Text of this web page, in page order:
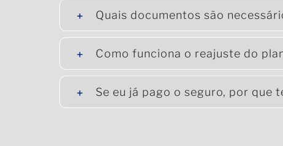
Quais documentos são
Como funciona o reajuste do
Se eu já pago o seguro, por que